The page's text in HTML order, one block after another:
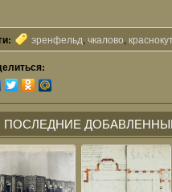
эренфельд, чкалово,
ПОСЛЕДНИЕ